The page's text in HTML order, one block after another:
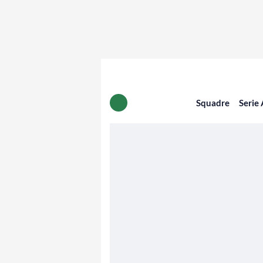
Squadre Serie